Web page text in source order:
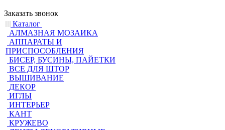
Заказать звонок
Каталог
АЛМАЗНАЯ МОЗАИКА
АППАРАТЫ И
ПРИСПОСОБЛЕНИЯ
БИСЕР, БУСИНЫ, ПАЙЕТКИ
ВСЕ ДЛЯ ШТОР
ВЫШИВАНИЕ
ДЕКОР
ИГЛЫ
ИНТЕРЬЕР
КАНТ
КРУЖЕВО